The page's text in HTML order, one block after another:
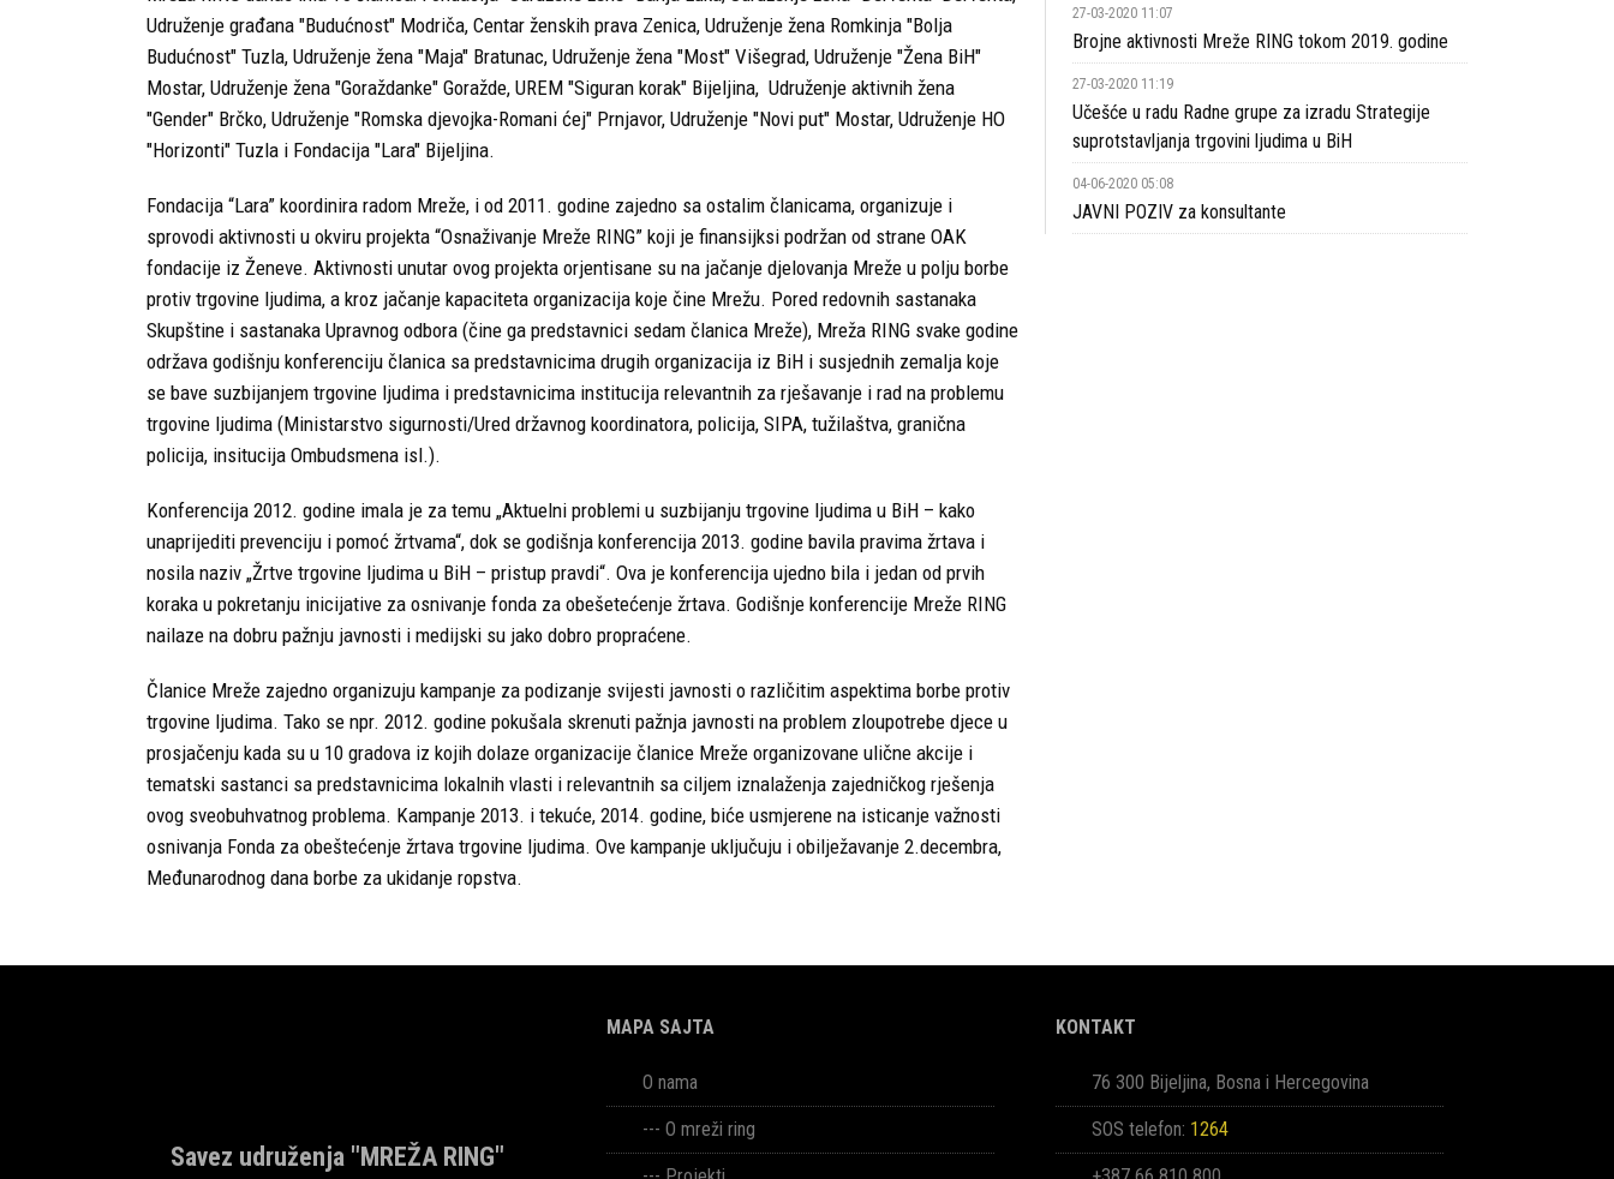
Udruženje građana "Budućnost" Modriča, Centar ženskih prava Zenica, Udruženje žena Romkinja "Bolja
Budućnost" Tuzla, Udruženje žena "Maja" Bratunac, Udruženje žena "Most" Višegrad, Udruženje "Žena BiH"
Mostar, Udruženje žena "Goraždanke" Goražde, UREM "Siguran korak" Bijeljina, Udruženje aktivnih žena
"Gender" Brčko, Udruženje "Romska djevojka-Romani ćej" Prnjavor, Udruženje "Novi put" Mostar, Udruženje HO
"Horizonti" Tuzla i Fondacija "Lara" Bijeljina.
Fondacija “Lara” koordinira radom Mreže, i od 2011. godine zajedno sa ostalim članicama, organizuje i
sprovodi aktivnosti u okviru projekta “Osnaživanje Mreže RING” koji je finansijksi podržan od strane OAK
fondacije iz Ženeve. Aktivnosti unutar ovog projekta orjentisane su na jačanje djelovanja Mreže u polju borbe
protiv trgovine ljudima, a kroz jačanje kapaciteta organizacija koje čine Mrežu. Pored redovnih sastanaka
Skupštine i sastanaka Upravnog odbora (čine ga predstavnici sedam članica Mreže), Mreža RING svake godine
održava godišnju konferenciju članica sa predstavnicima drugih organizacija iz BiH i susjednih zemalja koje
se bave suzbijanjem trgovine ljudima i predstavnicima institucija relevantnih za rješavanje i rad na problemu
trgovine ljudima (Ministarstvo sigurnosti/Ured državnog koordinatora, policija, SIPA, tužilaštva, granična
policija, insitucija Ombudsmena isl.).
Konferencija 2012. godine imala je za temu „Aktuelni problemi u suzbijanju trgovine ljudima u BiH – kako
unaprijediti prevenciju i pomoć žrtvama“, dok se godišnja konferencija 2013. godine bavila pravima žrtava i
nosila naziv „Žrtve trgovine ljudima u BiH – pristup pravdi“. Ova je konferencija ujedno bila i jedan od prvih
koraka u pokretanju inicijative za osnivanje fonda za obešetećenje žrtava. Godišnje konferencije Mreže RING
nailaze na dobru pažnju javnosti i medijski su jako dobro propraćene.
Članice Mreže zajedno organizuju kampanje za podizanje svijesti javnosti o različitim aspektima borbe protiv
trgovine ljudima. Tako se npr. 2012. godine pokušala skrenuti pažnja javnosti na problem zloupotrebe djece u
prosjačenju kada su u 10 gradova iz kojih dolaze organizacije članice Mreže organizovane ulične akcije i
tematski sastanci sa predstavnicima lokalnih vlasti i relevantnih sa ciljem iznalaženja zajedničkog rješenja
ovog sveobuhvatnog problema. Kampanje 2013. i tekuće, 2014. godine, biće usmjerene na isticanje važnosti
osnivanja Fonda za obeštećenje žrtava trgovine ljudima. Ove kampanje uključuju i obilježavanje 2.decembra,
Međunarodnog dana borbe za ukidanje ropstva.
27-03-2020 11:07
Brojne aktivnosti Mreže RING tokom 2019. godine
27-03-2020 11:19
Učešće u radu Radne grupe za izradu Strategije
suprotstavljanja trgovini ljudima u BiH
04-06-2020 05:08
JAVNI POZIV za konsultante
Savez udruženja "MREŽA RING"
MAPA SAJTA
O nama
--- O mreži ring
KONTAKT
76 300 Bijeljina, Bosna i Hercegovina
SOS telefon: 1264